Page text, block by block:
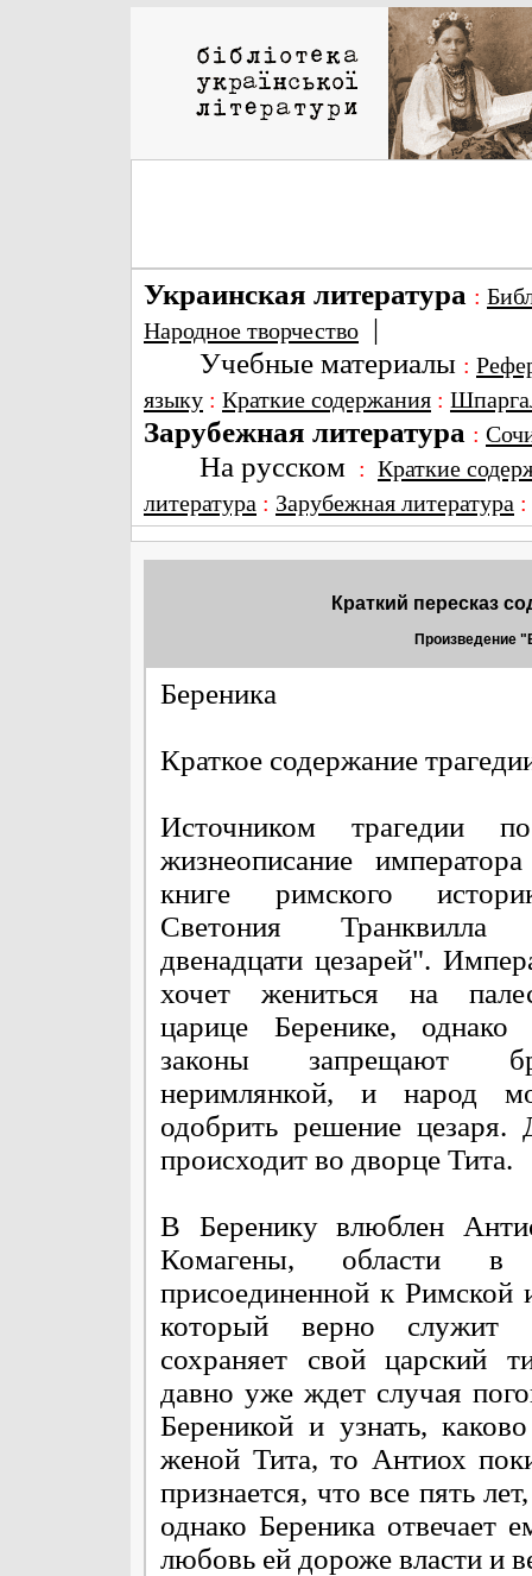
Украинская литература :
Народное творчество |
Учебные материалы :
языку : Краткие содержания :
Зарубежная литература :
На русском : Краткие
литература : Зарубежная литература
Краткий пересказ
Произведение
Береника
Краткое содержание
Источником трагедии
жизнеописание
книге римского
Светония Транквилла
двенадцати цезарей".
хочет жениться на
царице Беренике, однако
законы запрещают
неримлянкой, и народ
одобрить решение цезаря.
происходит во дворце Тита.
В Беренику влюблен
Комагены, области в
присоединенной к Римской
который верно
сохраняет свой царский
давно уже ждет случая
Береникой и узнать,
женой Тита, то Антиох
признается, что все пять
однако Береника отвечает
любовь ей дороже власти и